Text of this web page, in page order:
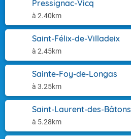
Pressignac-Vicq
à 2.40km
Saint-Félix-de-Villadeix
à 2.45km
Sainte-Foy-de-Longas
à 3.25km
Saint-Laurent-des-Bâtons
à 5.28km